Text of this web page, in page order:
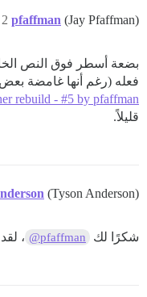
pfaffman (Jay Pfaffman)
2
بضعة أسطر فوق النص
فعله (رغم أنها غامضة
rebuild - #5 by pfaffman
قليلاً.
(Tyson Anderson)
شكرًا لك @pfaffman ،